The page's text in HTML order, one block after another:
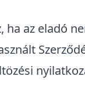
ha az eladó